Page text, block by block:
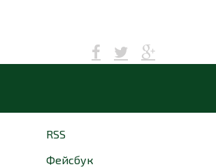
RSS
Фейсбук